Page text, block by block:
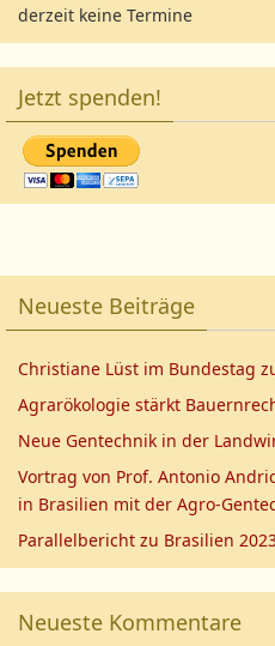
derzeit keine Termine
Jetzt spenden!
Neueste Beiträge
Christiane Lüst im Bundestag
Agrarökologie stärkt
Neue Gentechnik in der
Vortrag von Prof. Antonio
in Brasilien mit der Agro-
Parallelbericht zu Brasilien
Neueste Kommentare